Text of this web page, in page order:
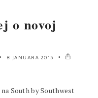
o novoj
8 JANUARA 2015
South by Southwest